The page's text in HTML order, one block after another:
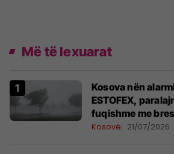
Më të lexuarat
Kosova nën
ESTOFEX,
fuqishme me
forta
Kosovë 21/07/2026